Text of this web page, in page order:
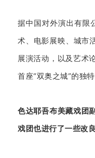
据中国对外演出有限
术、电影展映、城市
展演活动，以及艺术
首座“双奥之城”的独
色达耶吾布美藏戏团
戏团也进行了一些改